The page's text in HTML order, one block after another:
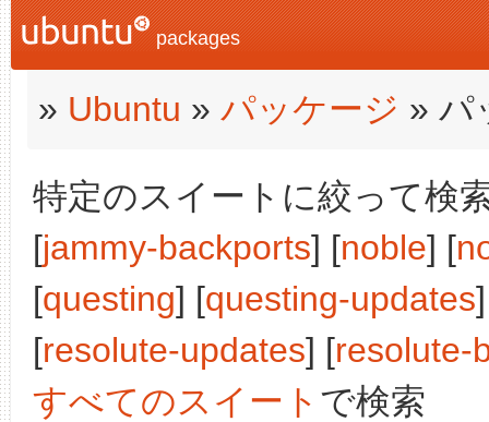
packages
» Ubuntu » パッケージ » パ
特定のスイートに絞って検
[jammy-backports] [noble] [
[questing] [questing-updates
[resolute-updates] [resolute-
すべてのスイート で検索